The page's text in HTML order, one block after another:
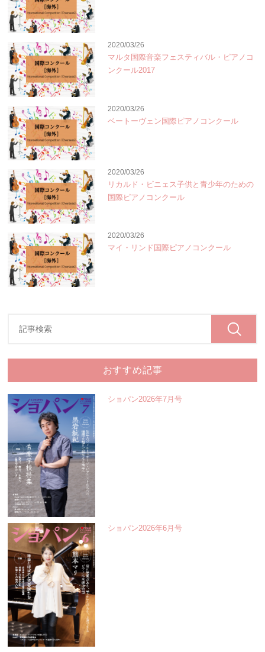
2020/03/26
マルタ国際音楽フェスティバル・ピアノコ
ンクール2017
2020/03/26
ベートーヴェン国際ピアノコンクール
2020/03/26
リカルド・ビニェス子供と青少年のための
国際ピアノコンクール
2020/03/26
マイ・リンド国際ピアノコンクール
おすすめ記事
ショパン2026年7月号
ショパン2026年6月号